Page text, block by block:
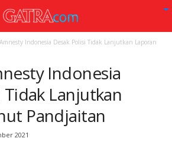
Indonesia Desak Polisi Tidak Lanjutkan Laporan
Indonesia
Tidak Lanjutkan
Pandjaitan
2021